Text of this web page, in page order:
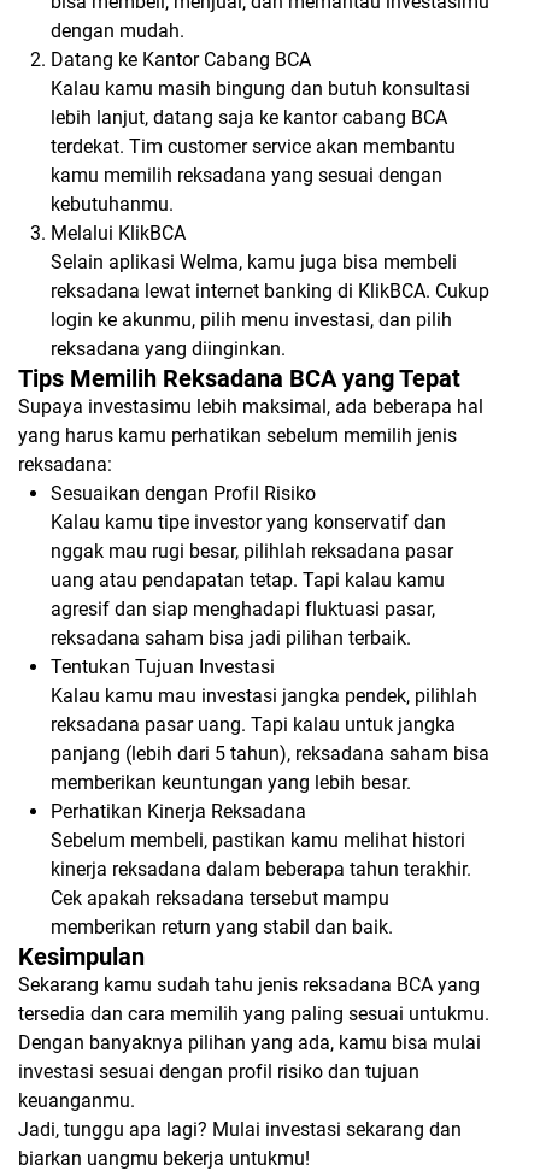
dengan mudah.
Datang ke Kantor Cabang BCA
Kalau kamu masih bingung dan butuh konsultasi
lebih lanjut, datang saja ke kantor cabang BCA
terdekat. Tim customer service akan membantu
kamu memilih reksadana yang sesuai dengan
kebutuhanmu.
Melalui KlikBCA
Selain aplikasi Welma, kamu juga bisa membeli
reksadana lewat internet banking di KlikBCA. Cukup
login ke akunmu, pilih menu investasi, dan pilih
reksadana yang diinginkan.
Tips Memilih Reksadana BCA yang Tepat
Supaya investasimu lebih maksimal, ada beberapa hal
yang harus kamu perhatikan sebelum memilih jenis
reksadana:
Sesuaikan dengan Profil Risiko
Kalau kamu tipe investor yang konservatif dan
nggak mau rugi besar, pilihlah reksadana pasar
uang atau pendapatan tetap. Tapi kalau kamu
agresif dan siap menghadapi fluktuasi pasar,
reksadana saham bisa jadi pilihan terbaik.
Tentukan Tujuan Investasi
Kalau kamu mau investasi jangka pendek, pilihlah
reksadana pasar uang. Tapi kalau untuk jangka
panjang (lebih dari 5 tahun), reksadana saham bisa
memberikan keuntungan yang lebih besar.
Perhatikan Kinerja Reksadana
Sebelum membeli, pastikan kamu melihat histori
kinerja reksadana dalam beberapa tahun terakhir.
Cek apakah reksadana tersebut mampu
memberikan return yang stabil dan baik.
Kesimpulan
Sekarang kamu sudah tahu jenis reksadana BCA yang
tersedia dan cara memilih yang paling sesuai untukmu.
Dengan banyaknya pilihan yang ada, kamu bisa mulai
investasi sesuai dengan profil risiko dan tujuan
keuanganmu.
Jadi, tunggu apa lagi? Mulai investasi sekarang dan
biarkan uangmu bekerja untukmu!